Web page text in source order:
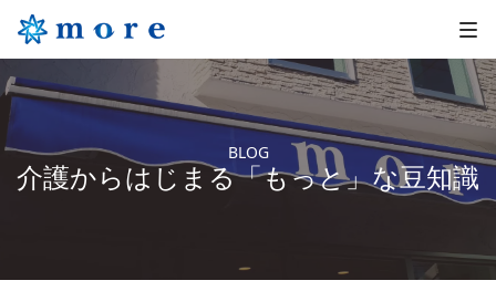
BLOG
介護からはじまる「もっと」な豆知識